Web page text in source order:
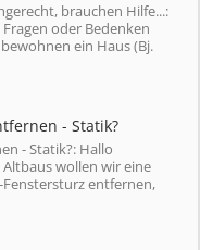
brauchen Hilfe...:
oder Bedenken
ein Haus (Bj.
- Statik?
- Statik?: Hallo
wollen wir eine
entfernen,